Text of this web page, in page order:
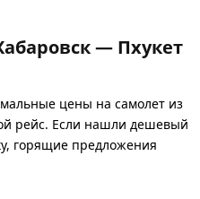
— Пхукет
цены на самолет из
рейс. Если нашли дешевый
горящие предложения